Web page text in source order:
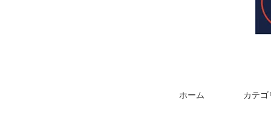
ホーム カテゴ